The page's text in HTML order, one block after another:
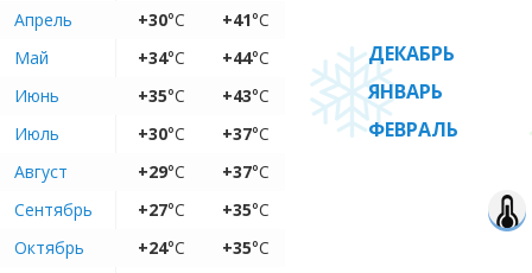
Апрель
+30°C +41°C
Май
+34°C +44°C
Июнь
+35°C +43°C
Июль
+30°C +37°C
Август
+29°C +37°C
Сентябрь
+27°C +35°C
Октябрь
+24°C +35°C
ДЕКАБРЬ
ЯНВАРЬ
ФЕВРАЛЬ